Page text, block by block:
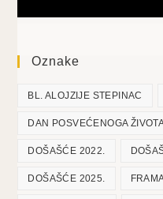
Oznake
BL. ALOJZIJE STEPINAC
DAN POSVEĆENOGA
DOŠAŠĆE 2022.
DOŠAŠĆE 2025.